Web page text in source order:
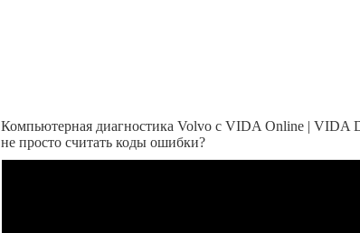
Компьютерная диагностика Volvo с VIDA Online | VIDA
не просто считать коды ошибки?